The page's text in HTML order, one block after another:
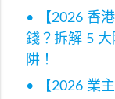
• 【2026 香
錢？拆解 5
阱！
• 【2026 業